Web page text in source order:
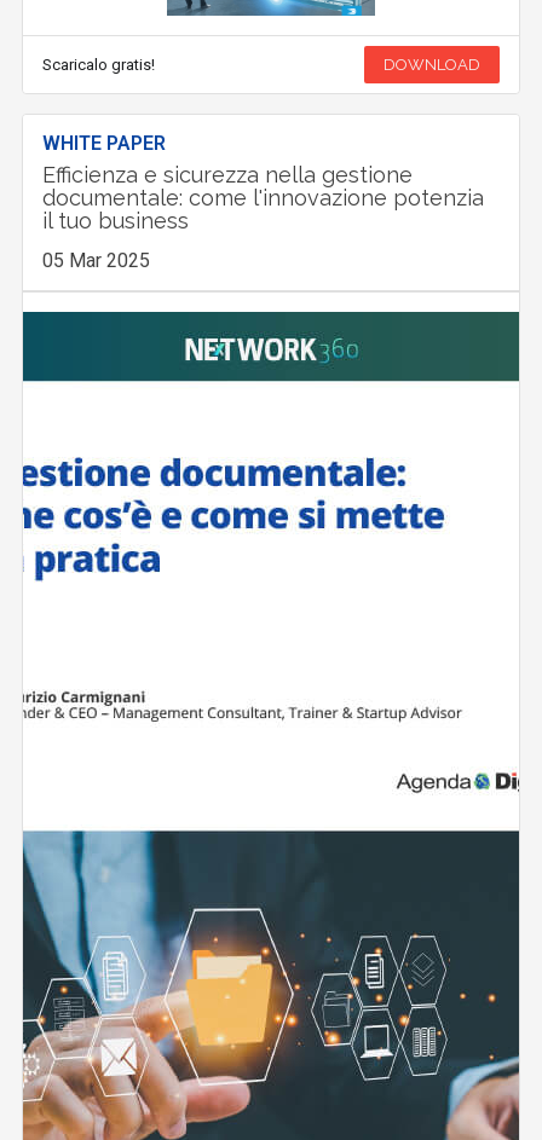
Scaricalo gratis! DOWNLOAD
WHITE PAPER
Efficienza e sicurezza nella gestione
documentale: come l'innovazione potenzia
il tuo business
05 Mar 2025